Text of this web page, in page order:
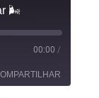
🌬️
00:00 /